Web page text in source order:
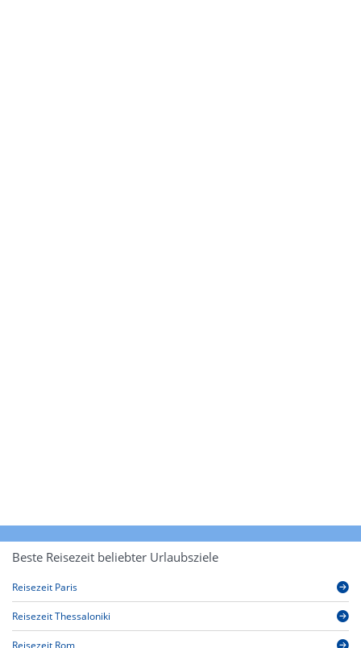
Beste Reisezeit beliebter Urlaubsziele
Reisezeit Paris
Reisezeit Thessaloniki